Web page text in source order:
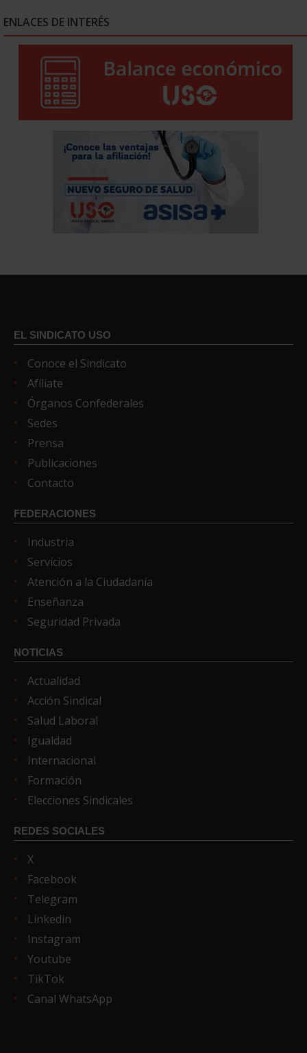
ENLACES DE INTERÉS
EL SINDICATO USO
Conoce el Sindicato
Afíliate
Órganos Confederales
Sedes
Prensa
Publicaciones
Contacto
FEDERACIONES
Industria
Servicios
Atención a la Ciudadanía
Enseñanza
Seguridad Privada
NOTICIAS
Actualidad
Acción Sindical
Salud Laboral
Igualdad
Internacional
Formación
Elecciones Sindicales
REDES SOCIALES
X
Facebook
Telegram
Linkedin
Instagram
Youtube
TikTok
Canal WhatsApp